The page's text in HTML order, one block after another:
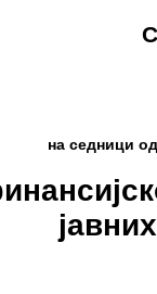
на седници